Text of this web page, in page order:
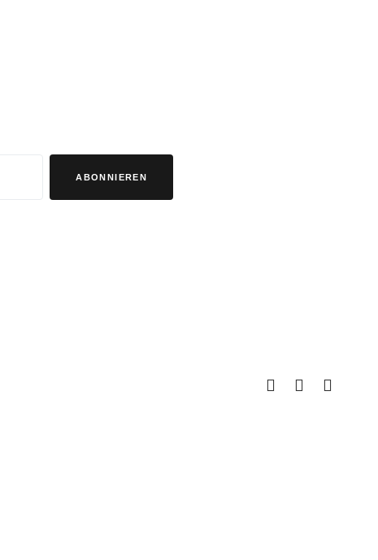
ABONNIEREN